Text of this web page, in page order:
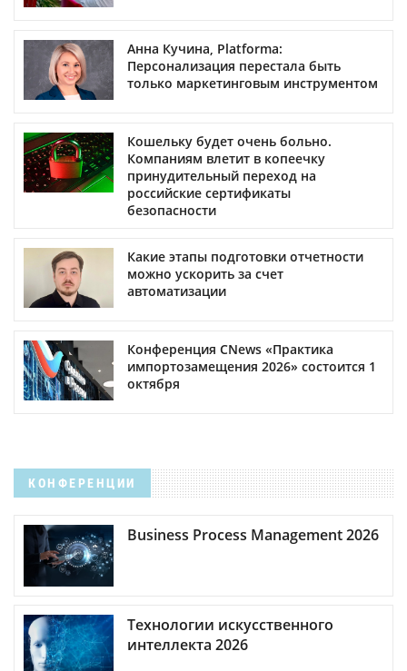
Анна Кучина, Platforma:
Персонализация перестала быть
только маркетинговым инструментом
Кошельку будет очень больно.
Компаниям влетит в копеечку
принудительный переход на
российские сертификаты
безопасности
Какие этапы подготовки отчетности
можно ускорить за счет
автоматизации
Конференция CNews «Практика
импортозамещения 2026» состоится 1
октября
КОНФЕРЕНЦИИ
Business Process Management 2026
Технологии искусственного
интеллекта 2026